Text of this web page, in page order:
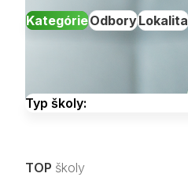
KategórieOdboryLokalita
TOP školy